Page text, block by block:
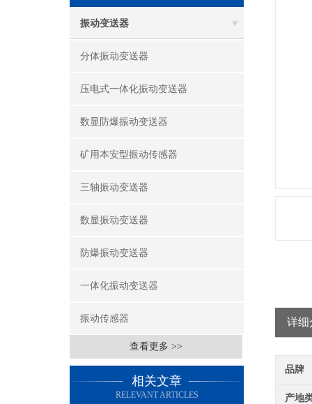
振动变送器
分体振动变送器
压电式一体化振动变送器
数显防爆振动变送器
矿用本安型振动传感器
三轴振动变送器
数显振动变送器
防爆振动变送器
一体化振动变送器
振动传感器
查看更多 >>
相关文章
RELEVANT ARTICLES
详细
品牌
产地